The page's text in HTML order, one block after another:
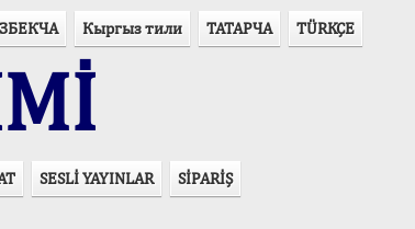
Кыргыз тили ТАТАРЧА TÜRKÇE
SESLİ YAYINLAR SİPARİŞ